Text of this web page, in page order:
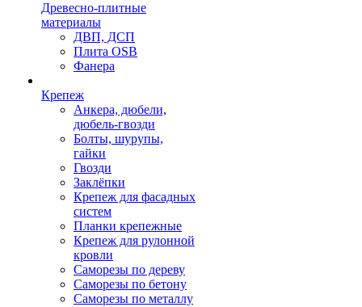
Древесно-плитные
материалы
ДВП, ДСП
Плита OSB
Фанера
Крепеж
Анкера, дюбели,
дюбель-гвозди
Болты, шурупы,
гайки
Гвозди
Заклёпки
Крепеж для фасадных
систем
Планки крепежные
Крепеж для рулонной
кровли
Саморезы по дереву
Саморезы по бетону
Саморезы по металлу